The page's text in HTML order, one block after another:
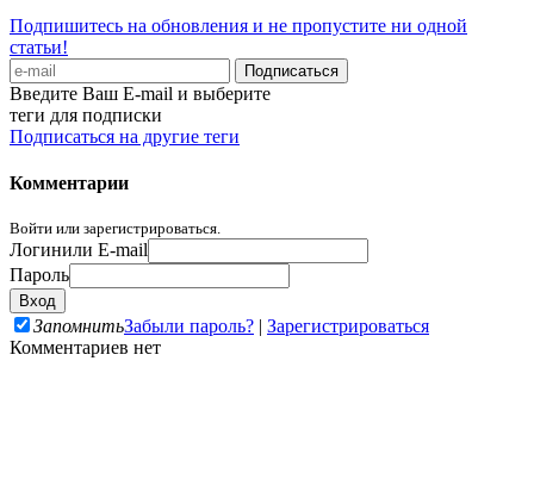
Подпишитесь на обновления и не пропустите ни одной
статьи!
Введите Ваш E-mail и выберите
теги для подписки
Подписаться на другие теги
Комментарии
Войти или зарегистрироваться.
Логинили E-mail
Пароль
ЗапомнитьЗабыли пароль? | Зарегистрироваться
Комментариев нет